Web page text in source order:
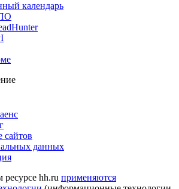
календарь
сайтов
данных
hh.ru применяются